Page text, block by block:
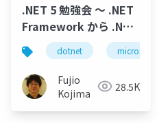
.NET 5 勉強会 ～ .NET
Framework から .NET
へ ～
dotnet microsoft
Fujio
Kojima
28.5K